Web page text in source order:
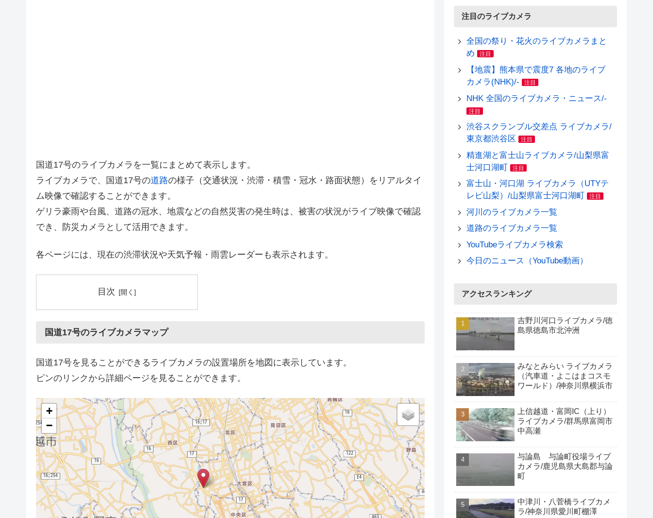
国道17号のライブカメラを一覧にまとめて表示します。
ライブカメラで、国道17号の道路の様子（交通状況・渋滞・積雪・冠水・路面状態）をリアルタイ
ム映像で確認することができます。
ゲリラ豪雨や台風、道路の冠水、地震などの自然災害の発生時は、被害の状況がライブ映像で確認
でき、防災カメラとして活用できます。
各ページには、現在の渋滞状況や天気予報・雨雲レーダーも表示されます。
目次
国道17号のライブカメラマップ
国道17号を見ることができるライブカメラの設置場所を地図に表示しています。
ピンのリンクから詳細ページを見ることができます。
+
−
注目のライブカメラ
全国の祭り・花火のライブカメラまと
め
注目
【地震】熊本県で震度7 各地のライブ
カメラ(NHK)/-
注目
NHK 全国のライブカメラ・ニュース/-
注目
渋谷スクランブル交差点 ライブカメラ/
東京都渋谷区
注目
精進湖と富士山ライブカメラ/山梨県富
士河口湖町
注目
富士山・河口湖 ライブカメラ（UTYテ
レビ山梨）/山梨県富士河口湖町
注目
河川のライブカメラ一覧
道路のライブカメラ一覧
YouTubeライブカメラ検索
今日のニュース（YouTube動画）
アクセスランキング
吉野川河口ライブカメラ/徳
島県徳島市北沖洲
みなとみらい ライブカメラ
（汽車道・よこはまコスモ
ワールド）/神奈川県横浜市
上信越道・富岡IC（上り）
ライブカメラ/群馬県富岡市
中高瀬
与論島 与論町役場ライブ
カメラ/鹿児島県大島郡与論
町
中津川・八菅橋ライブカメ
ラ/神奈川県愛川町棚澤